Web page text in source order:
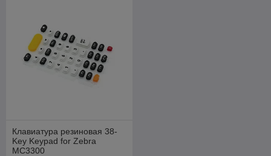
Клавиатура резиновая 38-
Key Keypad for Zebra
MC3300